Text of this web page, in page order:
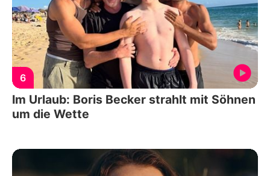
6
Im Urlaub: Boris Becker strahlt mit Söhnen
um die Wette